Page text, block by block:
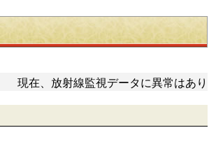
現在、放射線監視データに異常はあり